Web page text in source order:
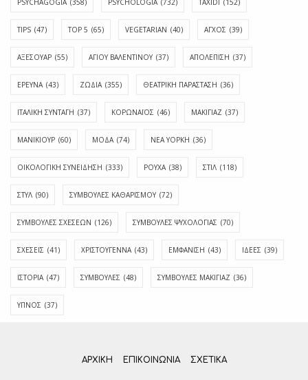
TIPS (47) TOP 5 (65) VEGETARIAN (40) ΑΓΧΟΣ (39)
ΑΞΕΣΟΥΑΡ (55) ΑΓΊΟΥ ΒΑΛΕΝΤΊΝΟΥ (37) ΑΠΟΛΈΠΙΣΗ (37)
ΕΡΕΥΝΑ (43) ΖΩΔΙΑ (355) ΘΕΑΤΡΙΚΗ ΠΑΡΑΣΤΑΣΗ (36)
ΙΤΑΛΙΚΗ ΣΥΝΤΑΓΗ (37) ΚΟΡΩΝΑΪΟΣ (46) ΜΑΚΙΓΙΑΖ (37)
ΜΑΝΙΚΙΟΥΡ (60) ΜΟΔΑ (74) ΝΕΑ ΥΟΡΚΗ (36)
ΟΙΚΟΛΟΓΙΚΗ ΣΥΝΕΙΔΗΣΗ (333) ΡΟΥΧΑ (38) ΣΤΙΛ (118)
ΣΤΥΛ (90) ΣΥΜΒΟΥΛΕΣ ΚΑΘΑΡΙΣΜΟΥ (72)
ΣΥΜΒΟΥΛΕΣ ΣΧΕΣΕΩΝ (126) ΣΥΜΒΟΥΛΕΣ ΨΥΧΟΛΟΓΙΑΣ (70)
ΣΧΕΣΕΙΣ (41) ΧΡΙΣΤΟΥΓΕΝΝΑ (43) ΕΜΦΆΝΙΣΗ (43) ΙΔΈΕΣ (39)
ΙΣΤΟΡΊΑ (47) ΣΥΜΒΟΥΛΈΣ (48) ΣΥΜΒΟΥΛΈΣ ΜΑΚΙΓΙΆΖ (36)
ΎΠΝΟΣ (37)
ΑΡΧΙΚΗ ΕΠΙΚΟΙΝΩΝΊΑ ΣΧΕΤΙΚΆ